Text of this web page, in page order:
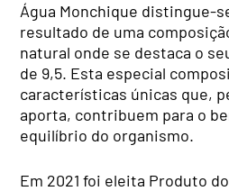
Água Monchique distingue-
resultado de uma
natural onde se destaca o
de 9,5. Esta especial
características únicas que,
aporta, contribuem para o
equilíbrio do organismo.
Em 2021 foi eleita Produto